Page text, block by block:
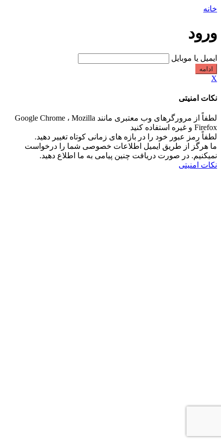
خانه
ورود
ایمیل یا موبایل
ادامه
X
نکات امنیتی
لطفاً از مرورگرهای وب معتبری مانند Google Chrome ، Mozilla
Firefox و غیره استفاده کنید
لطفاً رمز عبور خود را در بازه های زمانی کوتاه تغییر دهید.
ما هرگز از طریق ایمیل اطلاعات خصوصی شما را درخواست
نمیکنیم. در صورت دریافت چنین پیامی به ما اطلاع دهید.
نکات امنیتی